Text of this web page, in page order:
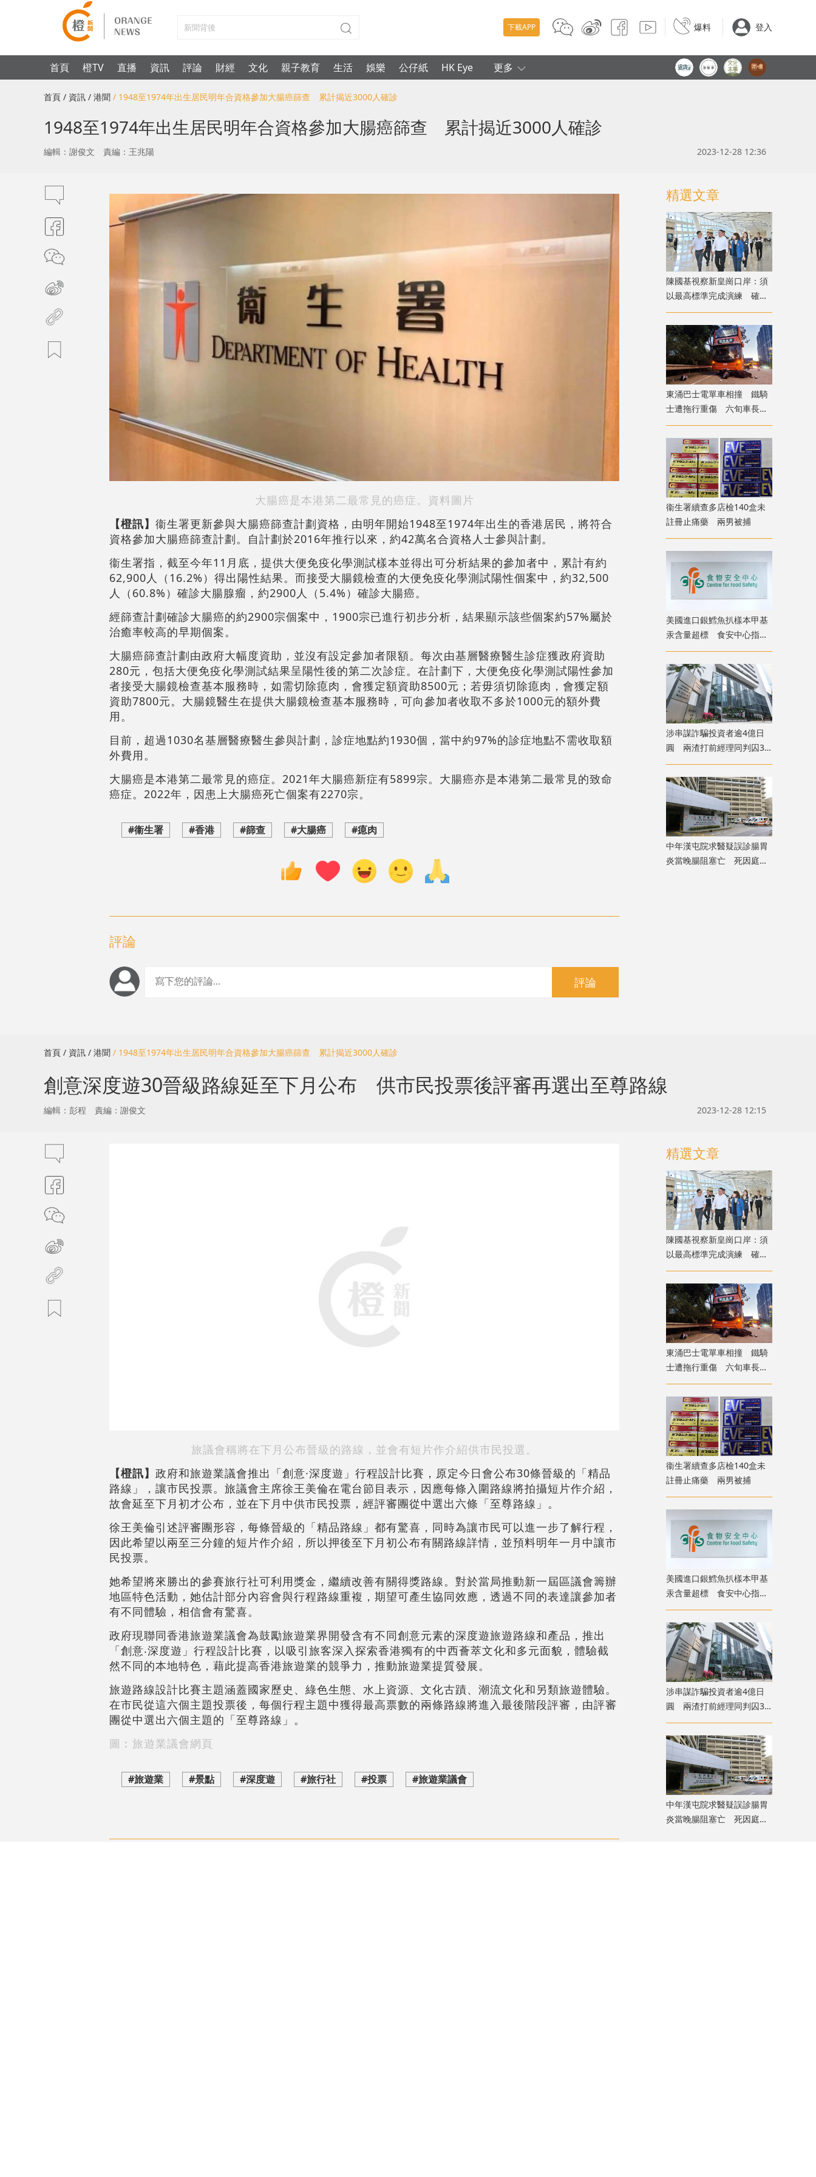
下載APP 爆料 登入
首頁 橙TV 直播 資訊 評論 財經 文化 親子教育 生活 娛樂 公仔紙 HK Eye 更多
首頁 / 資訊 / 港聞 / 1948至1974年出生居民明年合資格參加大腸癌篩查 累計揭近3000人確診
1948至1974年出生居民明年合資格參加大腸癌篩查 累計揭近3000人確診
編輯：謝俊文 責編：王兆陽 2023-12-28 12:36
大腸癌是本港第二最常見的癌症。資料圖片
【橙訊】 衞生署更新參與大腸癌篩查計劃資格，由明年開始1948至1974年出生的香港居民，將符合
資格參加大腸癌篩查計劃。自計劃於2016年推行以來，約42萬名合資格人士參與計劃。
衞生署指，截至今年11月底，提供大便免疫化學測試樣本並得出可分析結果的參加者中，累計有約
62,900人（16.2%）得出陽性結果。而接受大腸鏡檢查的大便免疫化學測試陽性個案中，約32,500
人（60.8%）確診大腸腺瘤，約2900人（5.4%）確診大腸癌。
經篩查計劃確診大腸癌的約2900宗個案中，1900宗已進行初步分析，結果顯示該些個案約57%屬於
治癒率較高的早期個案。
大腸癌篩查計劃由政府大幅度資助，並沒有設定參加者限額。每次由基層醫療醫生診症獲政府資助
280元，包括大便免疫化學測試結果呈陽性後的第二次診症。在計劃下，大便免疫化學測試陽性參加
者接受大腸鏡檢查基本服務時，如需切除瘜肉，會獲定額資助8500元；若毋須切除瘜肉，會獲定額
資助7800元。大腸鏡醫生在提供大腸鏡檢查基本服務時，可向參加者收取不多於1000元的額外費
用。
目前，超過1030名基層醫療醫生參與計劃，診症地點約1930個，當中約97%的診症地點不需收取額
外費用。
大腸癌是本港第二最常見的癌症。2021年大腸癌新症有5899宗。大腸癌亦是本港第二最常見的致命
癌症。2022年，因患上大腸癌死亡個案有2270宗。
#衞生署 #香港 #篩查 #大腸癌 #瘜肉
評論
評論
精選文章
陳國基視察新皇崗口岸：須
以最高標準完成演練 確保
通關萬無一失
東涌巴士電單車相撞 鐵騎
士遭拖行重傷 六旬車長涉
危駕被捕
衞生署續查多店檢140盒未
註冊止痛藥 兩男被捕
美國進口銀鱈魚扒樣本甲基
汞含量超標 食安中心指令
下架
涉串謀詐騙投資者逾4億日
圓 兩渣打前經理同判囚3
年
中年漢屯院求醫疑誤診腸胃
炎當晚腸阻塞亡 死因庭展
首頁 / 資訊 / 港聞 / 1948至1974年出生居民明年合資格參加大腸癌篩查 累計揭近3000人確診
創意深度遊30晉級路線延至下月公布 供市民投票後評審再選出至尊路線
編輯：彭程 責編：謝俊文 2023-12-28 12:15
旅議會稱將在下月公布晉級的路線，並會有短片作介紹供市民投選。
【橙訊】 政府和旅遊業議會推出「創意·深度遊」行程設計比賽，原定今日會公布30條晉級的「精品
路線」，讓市民投票。旅議會主席徐王美倫在電台節目表示，因應每條入圍路線將拍攝短片作介紹，
故會延至下月初才公布，並在下月中供市民投票，經評審團從中選出六條「至尊路線」。
徐王美倫引述評審團形容，每條晉級的「精品路線」都有驚喜，同時為讓市民可以進一步了解行程，
因此希望以兩至三分鐘的短片作介紹，所以押後至下月初公布有關路線詳情，並預料明年一月中讓市
民投票。
她希望將來勝出的參賽旅行社可利用獎金，繼續改善有關得獎路線。對於當局推動新一屆區議會籌辦
地區特色活動，她估計部分內容會與行程路線重複，期望可產生協同效應，透過不同的表達讓參加者
有不同體驗，相信會有驚喜。
政府現聯同香港旅遊業議會為鼓勵旅遊業界開發含有不同創意元素的深度遊旅遊路線和產品，推出
「創意‧深度遊」行程設計比賽，以吸引旅客深入探索香港獨有的中西薈萃文化和多元面貌，體驗截
然不同的本地特色，藉此提高香港旅遊業的競爭力，推動旅遊業提質發展。
旅遊路線設計比賽主題涵蓋國家歷史、綠色生態、水上資源、文化古蹟、潮流文化和另類旅遊體驗。
在市民從這六個主題投票後，每個行程主題中獲得最高票數的兩條路線將進入最後階段評審，由評審
團從中選出六個主題的「至尊路線」。
圖︰旅遊業議會網頁
#旅遊業 #景點 #深度遊 #旅行社 #投票 #旅遊業議會
精選文章
陳國基視察新皇崗口岸：須
以最高標準完成演練 確保
通關萬無一失
東涌巴士電單車相撞 鐵騎
士遭拖行重傷 六旬車長涉
危駕被捕
衞生署續查多店檢140盒未
註冊止痛藥 兩男被捕
美國進口銀鱈魚扒樣本甲基
汞含量超標 食安中心指令
下架
涉串謀詐騙投資者逾4億日
圓 兩渣打前經理同判囚3
年
中年漢屯院求醫疑誤診腸胃
炎當晚腸阻塞亡 死因庭展